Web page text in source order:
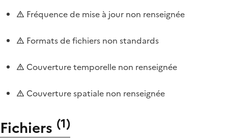
Fréquence de mise à jour non renseignée
Formats de fichiers non standards
Couverture temporelle non renseignée
Couverture spatiale non renseignée
Fichiers (1)